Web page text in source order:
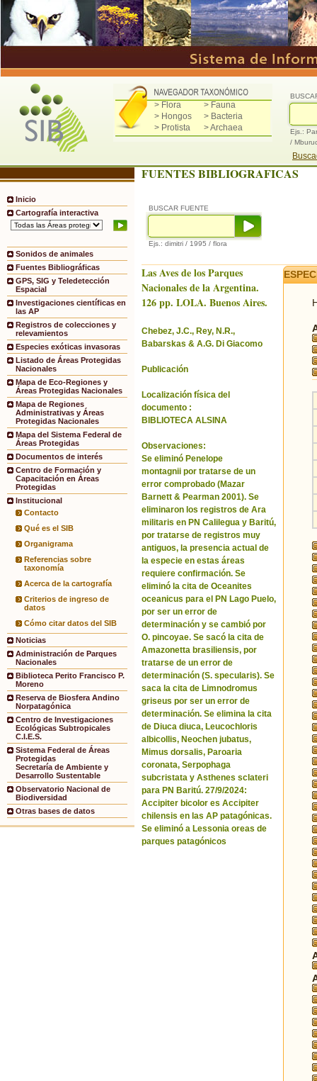
> Flora
> Fauna
> Hongos
> Bacteria
> Protista
> Archaea
Ejs.:
/
Inicio
Cartografía interactiva
Sonidos de animales
Fuentes Bibliográficas
GPS, SIG y Teledetección
Espacial
Investigaciones científicas en
las AP
Registros de colecciones y
relevamientos
Especies exóticas invasoras
Listado de Áreas Protegidas
Nacionales
Mapa de Eco-Regiones y
Áreas Protegidas Nacionales
Mapa de Regiones
Administrativas y Áreas
Protegidas Nacionales
Mapa del Sistema Federal de
Áreas Protegidas
Documentos de interés
Centro de Formación y
Capacitación en Áreas
Protegidas
Institucional
Contacto
Qué es el SIB
Organigrama
Referencias sobre
taxonomía
Acerca de la cartografía
Criterios de ingreso de
datos
Cómo citar datos del SIB
Noticias
Administración de Parques
Nacionales
Biblioteca Perito Francisco P.
Moreno
Reserva de Biosfera Andino
Norpatagónica
Centro de Investigaciones
Ecológicas Subtropicales
C.I.E.S.
Sistema Federal de Áreas
Protegidas
Secretaría de Ambiente y
Desarrollo Sustentable
Observatorio Nacional de
Biodiversidad
Otras bases de datos
FUENTES BIBLIOGRAFICAS
BUSCAR FUENTE
Ejs.: dimitri / 1995 / flora
Las Aves de los Parques
Nacionales de la Argentina.
126 pp. LOLA. Buenos Aires.
Chebez, J.C., Rey, N.R.,
Babarskas & A.G. Di Giacomo
Publicación
Localización física del
documento :
BIBLIOTECA ALSINA
Observaciones:
Se eliminó Penelope
montagnii por tratarse de un
error comprobado (Mazar
Barnett & Pearman 2001). Se
eliminaron los registros de Ara
militaris en PN Calilegua y Baritú,
por tratarse de registros muy
antiguos, la presencia actual de
la especie en estas áreas
requiere confirmación. Se
eliminó la cita de Oceanites
oceanicus para el PN Lago Puelo,
por ser un error de
determinación y se cambió por
O. pincoyae. Se sacó la cita de
Amazonetta brasiliensis, por
tratarse de un error de
determinación (S. specularis). Se
saca la cita de Limnodromus
griseus por ser un error de
determinación. Se elimina la cita
de Diuca diuca, Leucochloris
albicollis, Neochen jubatus,
Mimus dorsalis, Paroaria
coronata, Serpophaga
subcristata y Asthenes sclateri
para PN Baritú. 27/9/2024:
Accipiter bicolor es Accipiter
chilensis en las AP patagónicas.
Se eliminó a Lessonia oreas de
parques patagónicos